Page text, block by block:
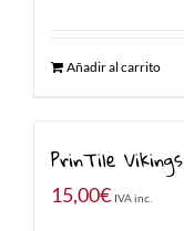
Añadir al carrito
PrinTile Vikings
15,00€ IVA inc.